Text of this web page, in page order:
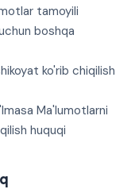
tamoyili
boshqa
ko'rib chiqilish
Ma'lumotlarni
huquqi